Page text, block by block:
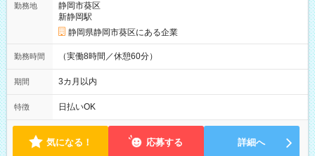
勤務地
静岡市葵区
新静岡駅
静岡県静岡市葵区にある企業
勤務時間 （実働8時間／休憩60分）
期間 3カ月以内
特徴 日払いOK
気になる！ 応募する 詳細へ